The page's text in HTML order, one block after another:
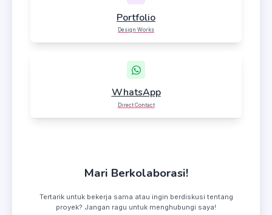
Portfolio
Design Works
WhatsApp
Direct Contact
Mari Berkolaborasi!
Tertarik untuk bekerja sama atau ingin berdiskusi tentang
proyek? Jangan ragu untuk menghubungi saya!